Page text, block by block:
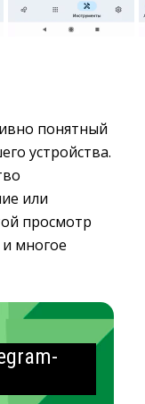
понятный
устройства.
или
просмотр
многое